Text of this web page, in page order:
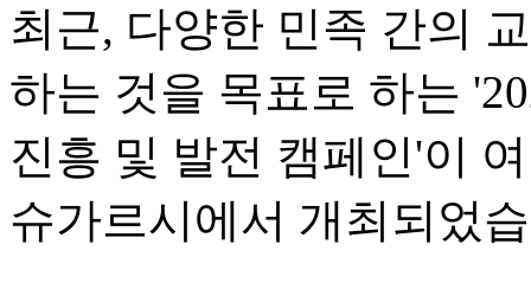
최근, 다양한 민족 간의
하는 것을 목표로 하는
진흥 및 발전 캠페인'이
슈가르시에서 개최되었